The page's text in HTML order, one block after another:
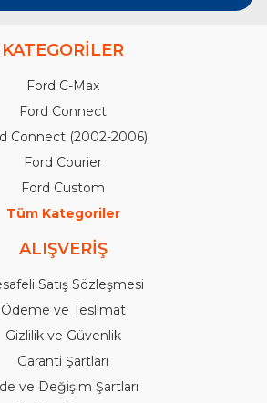
KATEGORİLER
Ford C-Max
Ford Connect
Connect (2002-2006)
Ford Courier
Ford Custom
Tüm Kategoriler
ALIŞVERİŞ
Satış Sözleşmesi
Ödeme ve Teslimat
Gizlilik ve Güvenlik
Garanti Şartları
ve Değişim Şartları